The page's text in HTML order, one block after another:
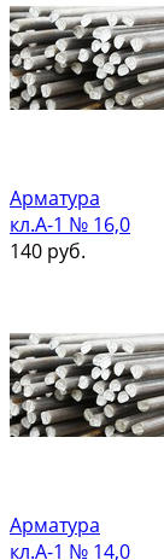
Арматура
кл.А-1 № 16,0
140 руб.
Арматура
кл.А-1 № 14,0